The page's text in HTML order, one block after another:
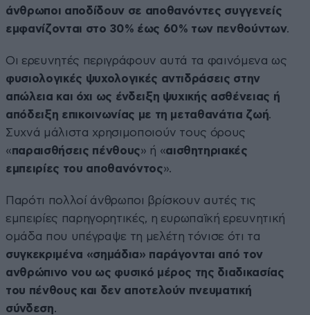
άνθρωποι αποδίδουν σε αποθανόντες συγγενείς
εμφανίζονται στο 30% έως 60% των πενθούντων.
Οι ερευνητές περιγράφουν αυτά τα φαινόμενα ως
φυσιολογικές ψυχολογικές αντιδράσεις στην
απώλεια και όχι ως ένδειξη ψυχικής ασθένειας ή
απόδειξη επικοινωνίας με τη μεταθανάτια ζωή.
Συχνά μάλιστα χρησιμοποιούν τους όρους
«παραισθήσεις πένθους» ή «αισθητηριακές
εμπειρίες του αποθανόντος».
Παρότι πολλοί άνθρωποι βρίσκουν αυτές τις
εμπειρίες παρηγορητικές, η ευρωπαϊκή ερευνητική
ομάδα που υπέγραψε τη μελέτη τόνισε ότι τα
συγκεκριμένα «σημάδια» παράγονται από τον
ανθρώπινο νου ως φυσικό μέρος της διαδικασίας
του πένθους και δεν αποτελούν πνευματική
σύνδεση.